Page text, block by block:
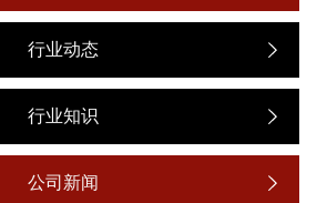
行业动态
行业知识
公司新闻